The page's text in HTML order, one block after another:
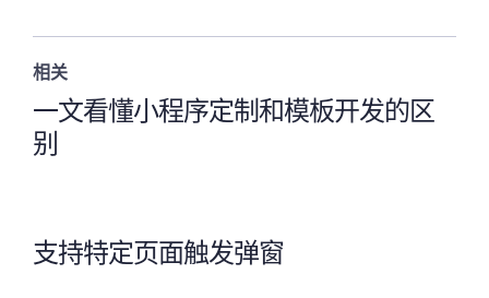
相关
一文看懂小程序定制和模板开发的区
别
支持特定页面触发弹窗